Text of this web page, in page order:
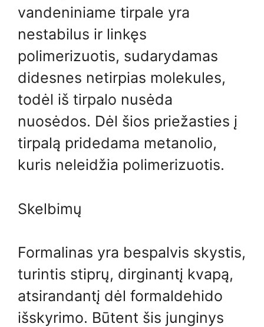
vandeniniame tirpale yra
nestabilus ir linkęs
polimerizuotis, sudarydamas
didesnes netirpias molekules,
todėl iš tirpalo nusėda
nuosėdos. Dėl šios priežasties į
tirpalą pridedama metanolio,
kuris neleidžia polimerizuotis.
Skelbimų
Formalinas yra bespalvis skystis,
turintis stiprų, dirginantį kvapą,
atsirandantį dėl formaldehido
išskyrimo. Būtent šis junginys